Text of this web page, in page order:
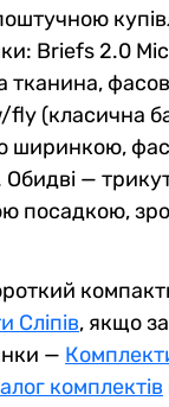
Briefs 2.0
тканина,
(класична
ширинкою,
Обидві —
посадкою,
Сліпів, якщо
—
комплектів